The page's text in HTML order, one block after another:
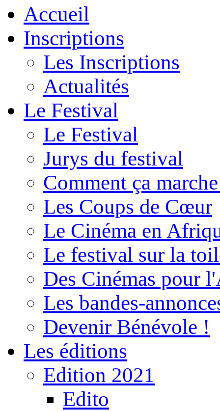
Accueil
Inscriptions
Les Inscriptions
Actualités
Le Festival
Le Festival
Jurys du festival
Comment ça
Les Coups de Cœur
Le Cinéma en
Le festival sur la
Des Cinémas pour
Les bandes-
Devenir Bénévole !
Les éditions
Edition 2021
Edito